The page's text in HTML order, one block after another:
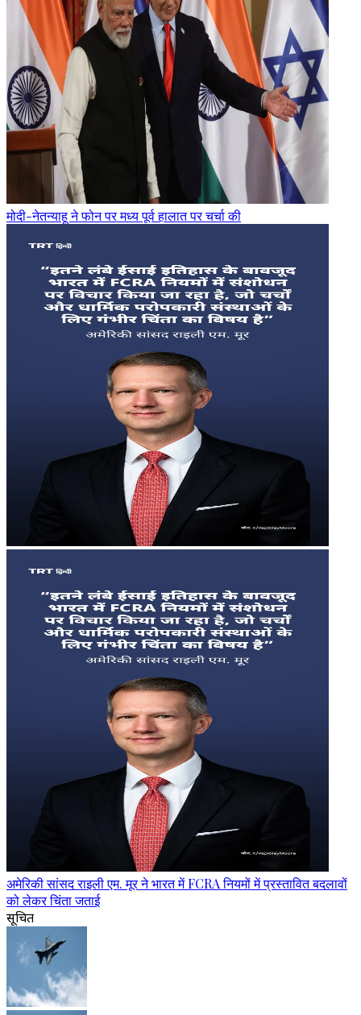
मोदी-नेतन्याहू ने फोन पर मध्य पूर्व हालात पर चर्चा की
अमेरिकी सांसद राइली एम. मूर ने भारत में FCRA नियमों में प्रस्तावित बदलावों
को लेकर चिंता जताई
सूचित